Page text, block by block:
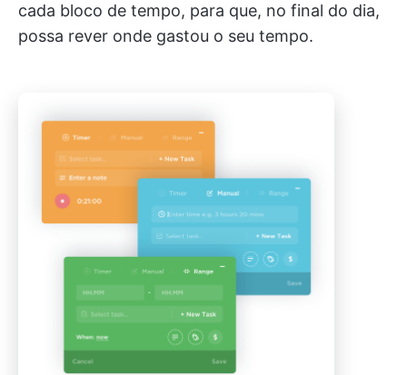
cada bloco de tempo, para que, no final do dia,
possa rever onde gastou o seu tempo.